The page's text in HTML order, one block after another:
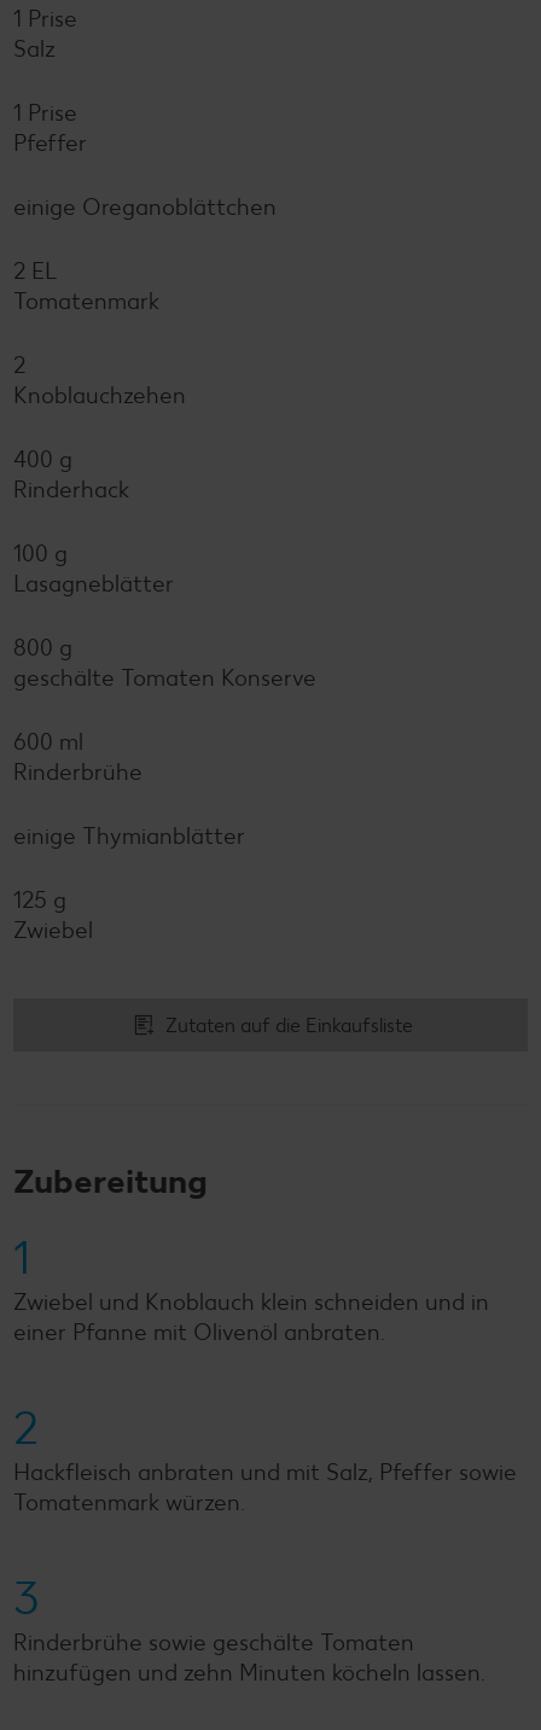
1 Prise
Salz
1 Prise
Pfeffer
einige Oreganoblättchen
2 EL
Tomatenmark
2
Knoblauchzehen
400 g
Rinderhack
100 g
Lasagneblätter
800 g
geschälte Tomaten Konserve
600 ml
Rinderbrühe
einige Thymianblätter
125 g
Zwiebel
Zutaten auf die Einkaufsliste
Zubereitung
1
Zwiebel und Knoblauch klein schneiden und in
einer Pfanne mit Olivenöl anbraten.
2
Hackfleisch anbraten und mit Salz, Pfeffer sowie
Tomatenmark würzen.
3
Rinderbrühe sowie geschälte Tomaten
hinzufügen und zehn Minuten köcheln lassen.